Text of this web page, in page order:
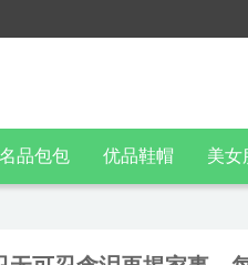
名品包包 优品鞋帽 美女